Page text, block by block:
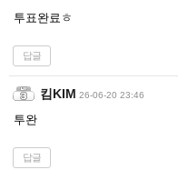
투표완료ㅎ
답글
킴KIM 26-06-20 23:46
투완
답글